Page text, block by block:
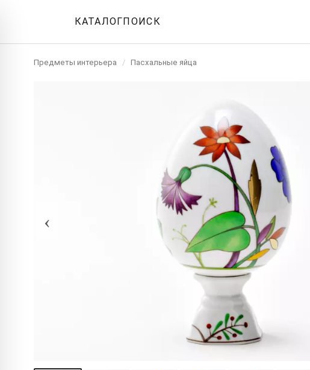
КАТАЛОГПОИСК
Предметы интерьера / Пасхальные яйца
‹